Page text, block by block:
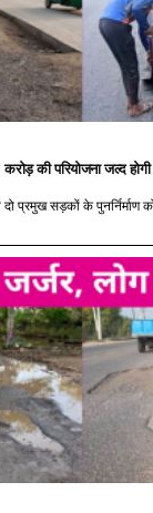
की परियोजना जल्द
प्रमुख सड़कों के पुनर्निर्माण